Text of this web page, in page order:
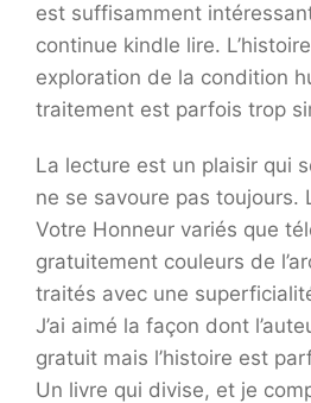
est suffisamment
continue kindle lire.
exploration de la condition
traitement est parfois trop
La lecture est un plaisir qui
ne se savoure pas toujours.
Votre Honneur variés que
gratuitement couleurs de
traités avec une
J’ai aimé la façon dont
gratuit mais l’histoire est
Un livre qui divise, et je